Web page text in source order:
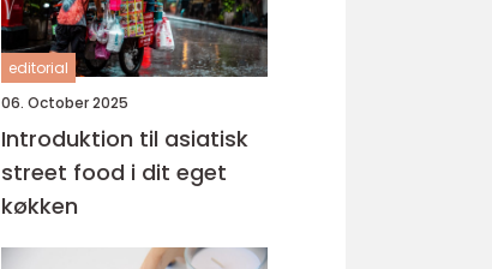
editorial
06. October 2025
Introduktion til asiatisk
street food i dit eget
køkken